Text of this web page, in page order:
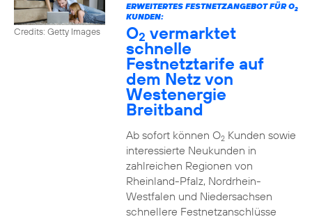
Credits: Getty Images
ERWEITERTES FESTNETZANGEBOT FÜR O2
KUNDEN:
O2 vermarktet
schnelle
Festnetztarife auf
dem Netz von
Westenergie
Breitband
Ab sofort können O2Kunden sowie
interessierte Neukunden in
zahlreichen Regionen von
Rheinland-Pfalz, Nordrhein-
Westfalen und Niedersachsen
schnellere Festnetzanschlüsse